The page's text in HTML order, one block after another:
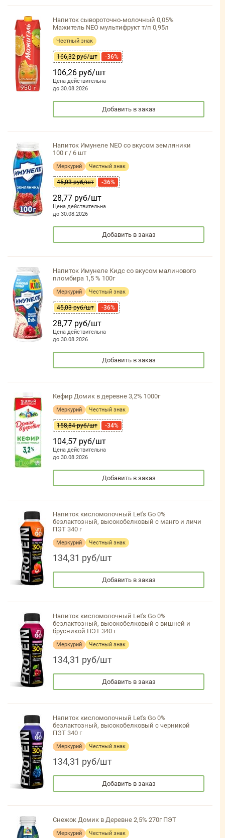
Напиток сывороточно-молочный 0,05%
Мажитель NEO мультифрукт т/п 0,95л
Честный знак
166,32 руб/шт -36%
106,26 руб/шт
Цена действительна
до 30.08.2026
Добавить в заказ
Напиток Имунеле NEO со вкусом земляники
100 г / 6 шт
Меркурий Честный знак
45,03 руб/шт -36%
28,77 руб/шт
Цена действительна
до 30.08.2026
Добавить в заказ
Напиток Имунеле Кидс со вкусом малинового
пломбира 1,5 % 100г
Меркурий Честный знак
45,03 руб/шт -36%
28,77 руб/шт
Цена действительна
до 30.08.2026
Добавить в заказ
Кефир Домик в деревне 3,2% 1000г
Меркурий Честный знак
158,84 руб/шт -34%
104,57 руб/шт
Цена действительна
до 30.08.2026
Добавить в заказ
Напиток кисломолочный Let's Go 0%
безлактозный, высокобелковый с манго и личи
ПЭТ 340 г
Меркурий Честный знак
134,31 руб/шт
Добавить в заказ
Напиток кисломолочный Let's Go 0%
безлактозный, высокобелковый с вишней и
брусникой ПЭТ 340 г
Меркурий Честный знак
134,31 руб/шт
Добавить в заказ
Напиток кисломолочный Let's Go 0%
безлактозный, высокобелковый с черникой
ПЭТ 340 г
Меркурий Честный знак
134,31 руб/шт
Добавить в заказ
Снежок Домик в Деревне 2,5% 270г ПЭТ
Меркурий Честный знак